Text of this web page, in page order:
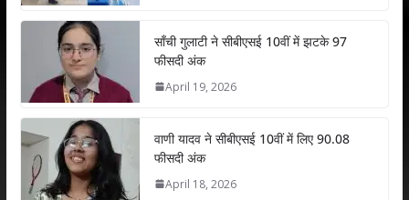
p
p
o
साँची गुलाटी ने सीबीएसई 10वीं में झटके 97
फीसदी अंक
April 19, 2026
वाणी यादव ने सीबीएसई 10वीं में लिए 90.08
फीसदी अंक
April 18, 2026